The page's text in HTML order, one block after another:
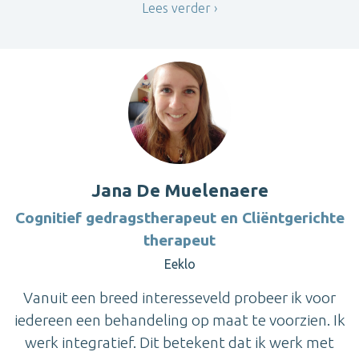
Lees verder
Jana De Muelenaere
Cognitief gedragstherapeut en Cliëntgerichte
therapeut
Eeklo
Vanuit een breed interesseveld probeer ik voor
iedereen een behandeling op maat te voorzien. Ik
werk integratief. Dit betekent dat ik werk met